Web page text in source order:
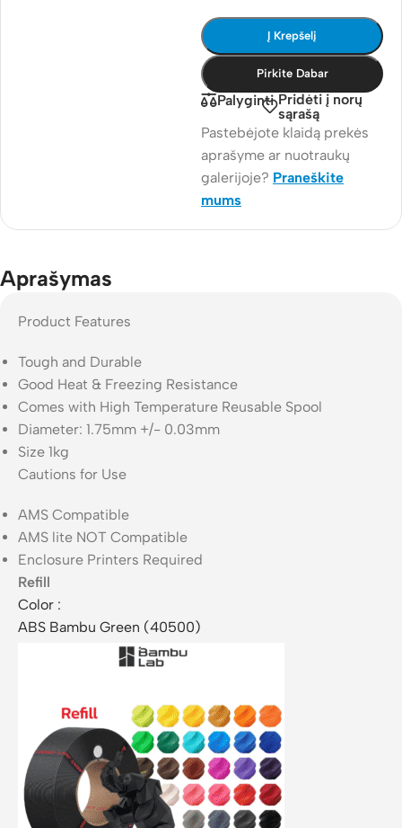
Į Krepšelį
Pirkite Dabar
Palyginti Pridėti į norų
sąrašą
Pastebėjote klaidą prekės
aprašyme ar nuotraukų
galerijoje? Praneškite
mums
Aprašymas
Product Features
Tough and Durable
Good Heat & Freezing Resistance
Comes with High Temperature Reusable Spool
Diameter: 1.75mm +/- 0.03mm
Size 1kg
Cautions for Use
AMS Compatible
AMS lite NOT Compatible
Enclosure Printers Required
Refill
Color :
ABS Bambu Green (40500)